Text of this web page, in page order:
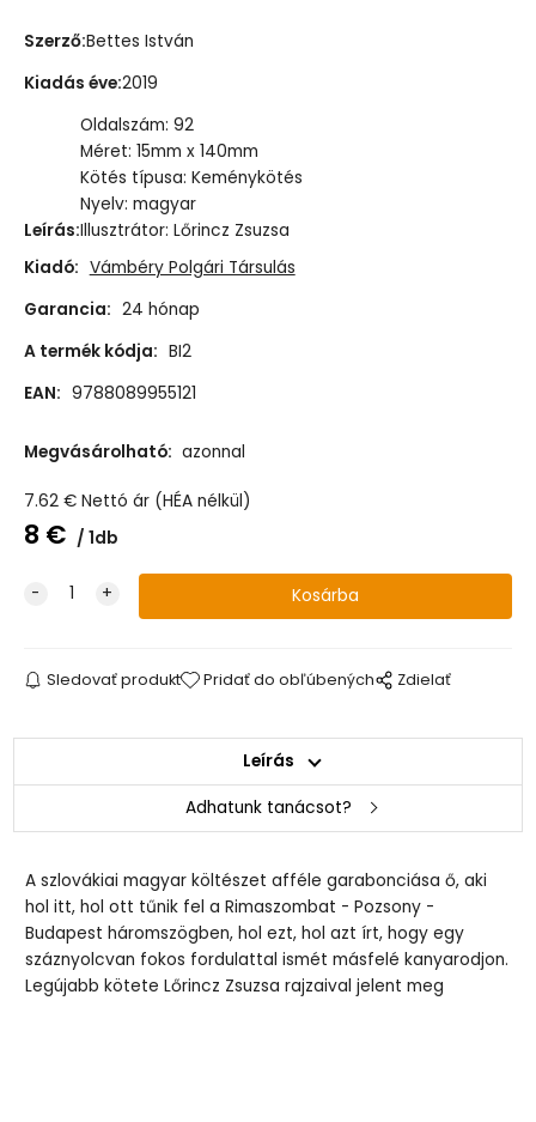
Szerző:Bettes István
Kiadás éve:2019
Leírás:
Oldalszám: 92
Méret: 15mm x 140mm
Kötés típusa: Keménykötés
Nyelv: magyar
Illusztrátor: Lőrincz Zsuzsa
Kiadó: Vámbéry Polgári Társulás
Garancia: 24 hónap
A termék kódja: BI2
EAN: 9788089955121
Megvásárolható: azonnal
7.62€ Nettó ár (HÉA nélkül)
8 € 1db
Sledovať produkt Pridať do obľúbených Zdielať
Leírás
Adhatunk tanácsot?
A szlovákiai magyar költészet afféle garabonciása ő, aki
hol itt, hol ott tűnik fel a Rimaszombat - Pozsony -
Budapest háromszögben, hol ezt, hol azt írt, hogy egy
száznyolcvan fokos fordulattal ismét másfelé kanyarodjon.
Legújabb kötete Lőrincz Zsuzsa rajzaival jelent meg